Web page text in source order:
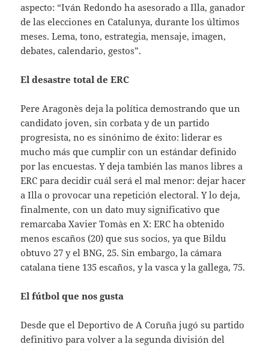
aspecto: “Iván Redondo ha asesorado a Illa, ganador
de las elecciones en Catalunya, durante los últimos
meses. Lema, tono, estrategia, mensaje, imagen,
debates, calendario, gestos”.
El desastre total de ERC
Pere Aragonès deja la política demostrando que un
candidato joven, sin corbata y de un partido
progresista, no es sinónimo de éxito: liderar es
mucho más que cumplir con un estándar definido
por las encuestas. Y deja también las manos libres a
ERC para decidir cuál será el mal menor: dejar hacer
a Illa o provocar una repetición electoral. Y lo deja,
finalmente, con un dato muy significativo que
remarcaba Xavier Tomàs en X: ERC ha obtenido
menos escaños (20) que sus socios, ya que Bildu
obtuvo 27 y el BNG, 25. Sin embargo, la cámara
catalana tiene 135 escaños, y la vasca y la gallega, 75.
El fútbol que nos gusta
Desde que el Deportivo de A Coruña jugó su partido
definitivo para volver a la segunda división del